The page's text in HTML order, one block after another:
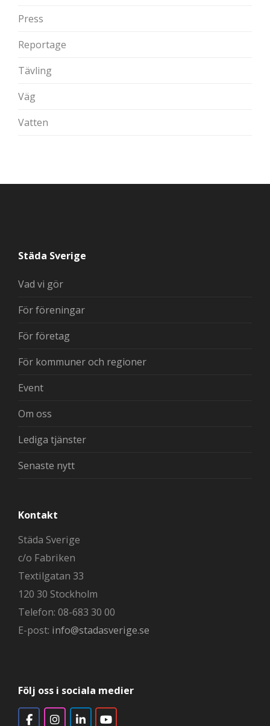
Press
Reportage
Tävling
Väg
Vatten
Städa Sverige
Vad vi gör
För föreningar
För företag
För kommuner och regioner
Event
Om oss
Lediga tjänster
Senaste nytt
Kontakt
Städa Sverige
c/o Fabriken
Textilgatan 33
120 30 Stockholm
Telefon: 08-683 30 00
E-post: info@stadasverige.se
Följ oss i sociala medier